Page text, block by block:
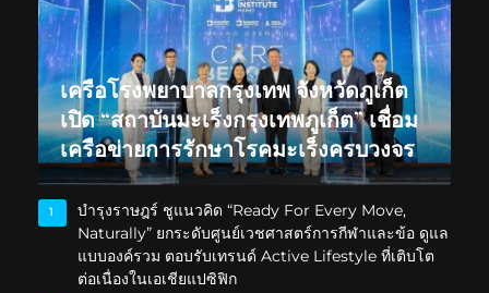
เครือโรงพยาบาลกรุงเทพ จังหวัดภูเก็ต
เปิด “สถาบันมะเร็งกรุงเทพภูเก็ต” เชื่อม
เครือข่ายการรักษาโรคมะเร็งครบวงจร
1
บำรุงราษฎร์ ชูแนวคิด “Ready For Every Move,
Naturally” ยกระดับศูนย์เวชศาสตร์การกีฬาและข้อ ดูแล
แบบองค์รวม ตอบรับเทรนด์ Active Lifestyle ที่เติบโต
ต่อเนื่องในเอเชียแปซิฟิก